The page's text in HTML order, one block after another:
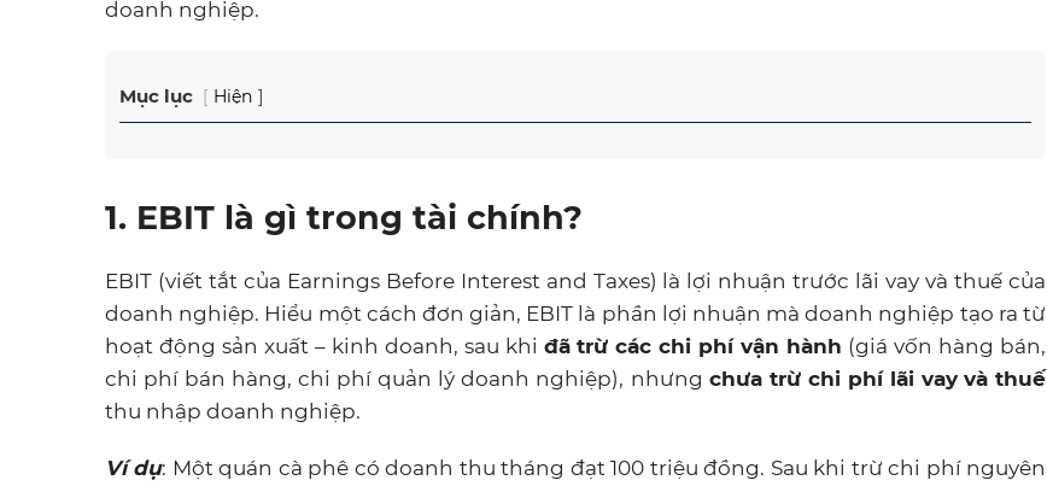
doanh nghiệp.
Mục lục Hiện
1. EBIT là gì trong tài chính?
EBIT (viết tắt của Earnings Before Interest and Taxes) là lợi nhuận trước lãi vay và thuế của
doanh nghiệp. Hiểu một cách đơn giản, EBIT là phần lợi nhuận mà doanh nghiệp tạo ra từ
hoạt động sản xuất – kinh doanh, sau khi đã trừ các chi phí vận hành (giá vốn hàng bán,
chi phí bán hàng, chi phí quản lý doanh nghiệp), nhưng chưa trừ chi phí lãi vay và thuế
thu nhập doanh nghiệp.
Ví dụ: Một quán cà phê có doanh thu tháng đạt 100 triệu đồng. Sau khi trừ chi phí nguyên